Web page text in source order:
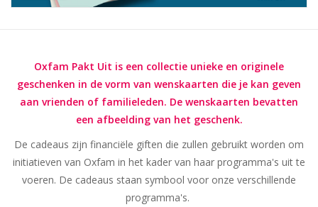
Oxfam Pakt Uit is een collectie unieke en originele
geschenken in de vorm van wenskaarten die je kan geven
aan vrienden of familieleden. De wenskaarten bevatten
een afbeelding van het geschenk.
De cadeaus zijn financiële giften die zullen gebruikt worden om
initiatieven van Oxfam in het kader van haar programma's uit te
voeren. De cadeaus staan symbool voor onze verschillende
programma's.